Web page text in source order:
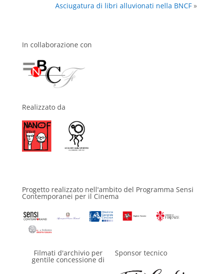
Asciugatura di libri alluvionati nella BNCF »
In collaborazione con
Realizzato da
Progetto realizzato nell'ambito del Programma Sensi
Contemporanei per il Cinema
Filmati d'archivio per
gentile concessione di
Sponsor tecnico